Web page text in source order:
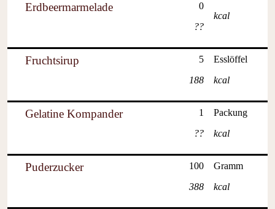
Erdbeermarmelade
0
??
kcal
Fruchtsirup
5
188
Esslöffel
kcal
Gelatine Kompander
1
??
Packung
kcal
Puderzucker
100
388
Gramm
kcal